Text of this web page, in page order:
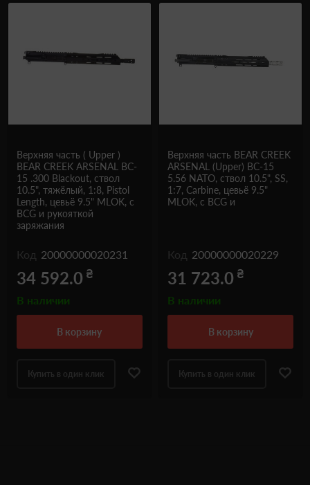
Верхняя часть ( Upper )
BEAR CREEK ARSENAL BC-
15 .300 Blackout, ствол
10.5", тяжёлый, 1:8, Pistol
Length, цевьё 9.5" MLOK, с
BCG и рукояткой
заряжания
Код 20000000020231
34 592.0 ₴
В наличии
в корзину
Купить в один клик
Верхняя часть BEAR CREEK
ARSENAL (Upper) BC-15
5.56 NATO, ствол 10.5", SS,
1:7, Carbine, цевьё 9.5"
MLOK, с BCG и
Код 20000000020229
31 723.0 ₴
В наличии
в корзину
Купить в один клик